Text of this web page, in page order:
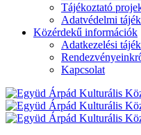
Tájékoztató
Adatvédelmi
Közérdekű információk
Adatkezelési
Kapcsolat